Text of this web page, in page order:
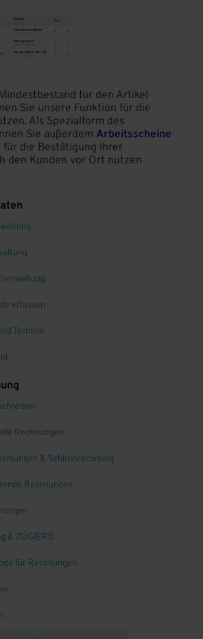
für den Artikel
Sie unsere Funktion für die
Als Spezialform des
Sie außerdem Arbeitsscheine
für die Bestätigung Ihrer
den Kunden vor Ort nutzen
erfassen
Termine
Rechnungen
& Schlussrechnung
Rechnungen
& ZUGfERD
für Rechnungen